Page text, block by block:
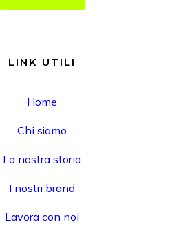
B2B
LINK UTILI
Home
Chi siamo
La nostra storia
I nostri brand
Lavora con noi